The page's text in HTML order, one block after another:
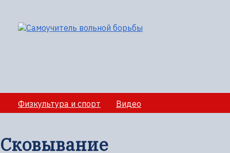
Физкультура и спорт Видео
Сковывание